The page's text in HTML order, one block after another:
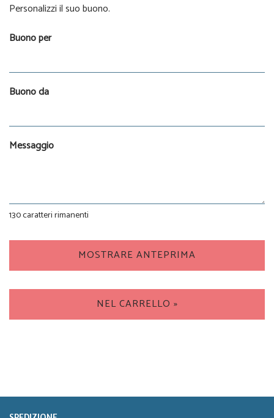
Personalizzi il suo buono.
Buono per
Buono da
Messaggio
130caratteri rimanenti
MOSTRARE ANTEPRIMA
NEL CARRELLO »